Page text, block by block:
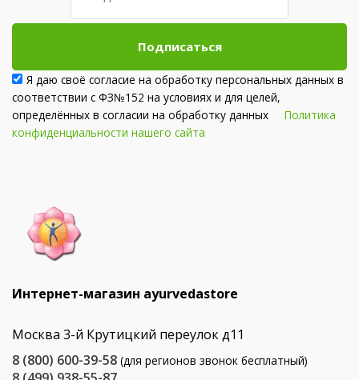
Подписаться
Я даю своё согласие на обработку персональных данных в
соответствии с ФЗ№152 на условиях и для целей,
определённых в согласии на обработку данных Политика
конфиденциальности нашего сайта
Интернет-магазин ayurvedastore
Москва 3-й Крутицкий переулок д11
8 (800) 600-39-58 (для регионов звонок бесплатный)